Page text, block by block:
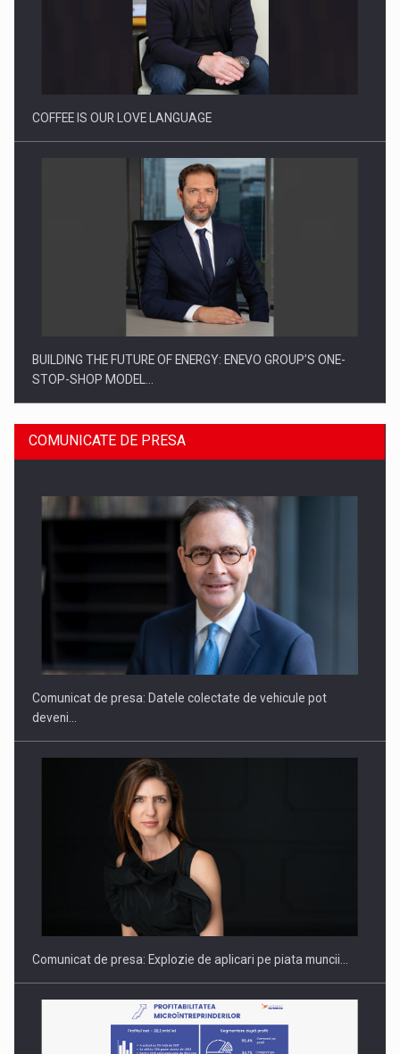
Proteinmaxxing and the Future of Protein Demand
COFFEE IS OUR LOVE LANGUAGE
BUILDING THE FUTURE OF ENERGY: ENEVO GROUP’S ONE-
STOP-SHOP MODEL…
ROOTED IN ROMANIA, BUILT TO DELIVER TECHNOLOGY FOR
PUTTING ROMANIAN CORPORATE COMPANIES ON THE
INTERNATIONAL BUSINESS SCENE
COMUNICATE DE PRESA
Comunicat de presa: Datele colectate de vehicule pot
deveni…
Comunicat de presa: Explozie de aplicari pe piata muncii…